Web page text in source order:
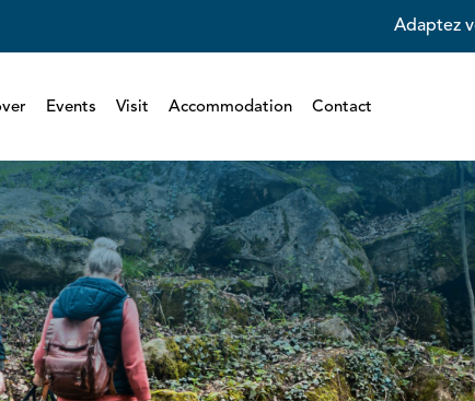
Adaptez
Events Visit Accommodation Contact